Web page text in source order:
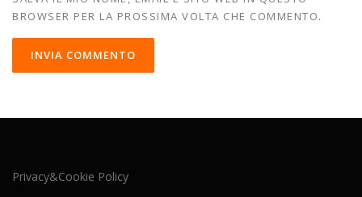
BROWSER PER LA PROSSIMA VOLTA CHE COMMENTO.
Privacy&Cookie Policy